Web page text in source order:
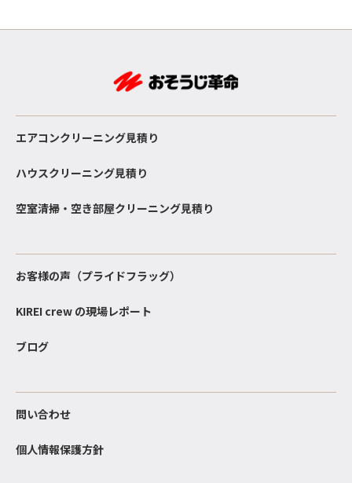
エアコンクリーニング見積り
ハウスクリーニング見積り
空室清掃・空き部屋クリーニング見積り
お客様の声（プライドフラッグ）
KIREI crew の現場レポート
ブログ
問い合わせ
個人情報保護方針